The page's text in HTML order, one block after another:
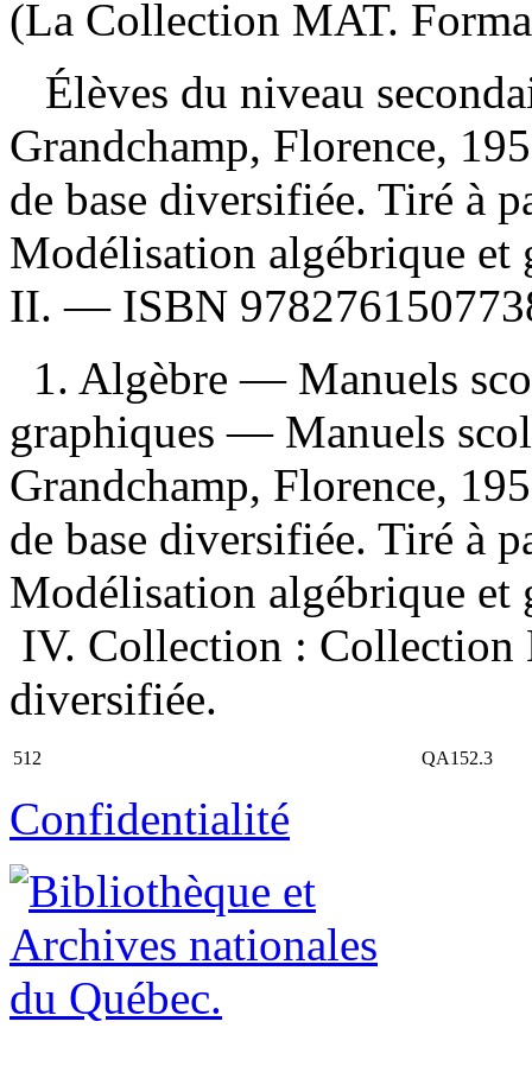
(La Collection MAT.
Élèves du niveau
Grandchamp, Florence,
de base diversifiée. Tiré à
Modélisation algébrique et
II. — ISBN
1. Algèbre — Manuels
graphiques — Manuels
Grandchamp, Florence,
de base diversifiée. Tiré à
Modélisation algébrique et
IV. Collection : Collection
diversifiée.
512 QA152.3
Confidentialité